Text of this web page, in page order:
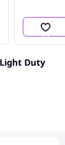
Duty